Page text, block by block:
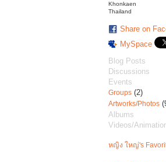
Khonkaen
Thailand
Share on
MySpace
Blog Posts
Discussions
Events
Groups (2)
Artworks/Photos
Albums
Videos/
หญิง ใหญ่'s